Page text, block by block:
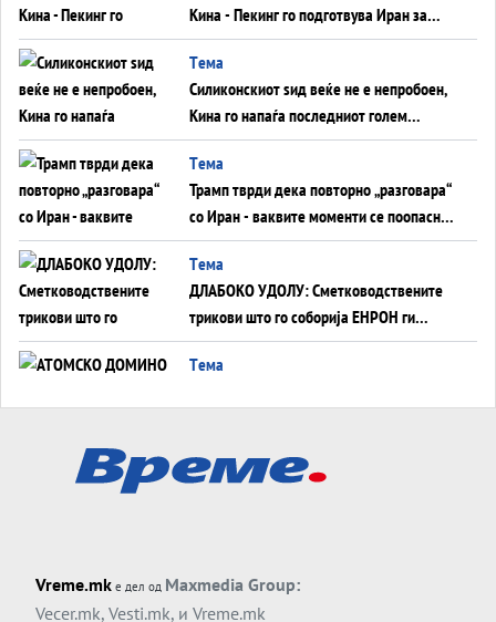
Кина - Пекинг го подготвува Иран за
американска копнена инвазија
Tема
Силиконскиот ѕид веќе не е непробоен,
Кина го напаѓа последниот голем
монопол на Западот?
Tема
Трамп тврди дека повторно „разговара“
со Иран - ваквите моменти се поопасни
од отворените закани
Tема
ДЛАБОКО УДОЛУ: Сметководствените
трикови што го соборија ЕНРОН ги
применуваат гигантите за ВИ
Tема
Tема
ОД ШАХЕД ДО СВЕТСКА ВОЈНА?
Заборавете ги премиерите, ОВА СЕ
Vreme.mk е дел од Maxmedia Group:
Vecer.mk, Vesti.mk, и Vreme.mk